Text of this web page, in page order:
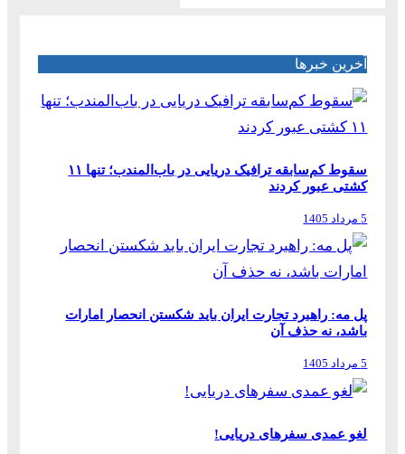
آخرین خبرها
سقوط کم‌سابقه ترافیک دریایی در باب‌المندب؛ تنها ۱۱
کشتی عبور کردند
5 مرداد 1405
پل مه: راهبرد تجارت ایران باید شکستن انحصار امارات
باشد، نه حذف آن
5 مرداد 1405
لغو عمدی سفرهای دریایی!